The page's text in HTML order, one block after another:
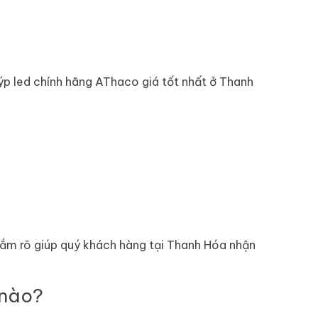
led chính hãng AThaco giá tốt nhất ở Thanh
rõ giúp quý khách hàng tại Thanh Hóa nhận